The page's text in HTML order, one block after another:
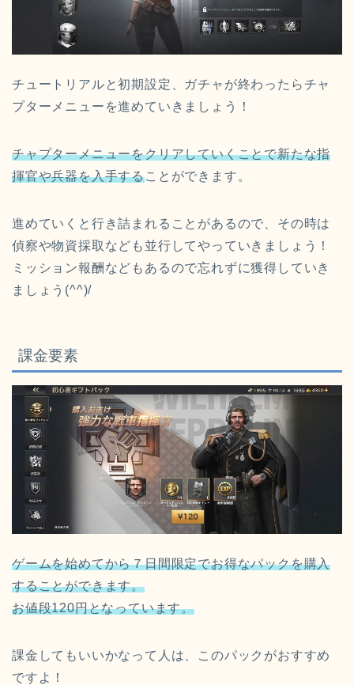
チュートリアルと初期設定、ガチャが終わったらチャ
プターメニューを進めていきましょう！
チャプターメニューをクリアしていくことで新たな指
揮官や兵器を入手することができます。
進めていくと行き詰まれることがあるので、その時は
偵察や物資採取なども並行してやっていきましょう！
ミッション報酬などもあるので忘れずに獲得していき
ましょう(^^)/
課金要素
ゲームを始めてから７日間限定でお得なパックを購入
することができます。
お値段120円となっています。
課金してもいいかなって人は、このパックがおすすめ
ですよ！